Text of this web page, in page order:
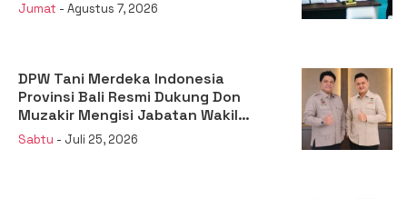
Jumat - Agustus 7, 2026
DPW Tani Merdeka Indonesia
Provinsi Bali Resmi Dukung Don
Muzakir Mengisi Jabatan Wakil
Menteri Pertanian RI
Sabtu - Juli 25, 2026